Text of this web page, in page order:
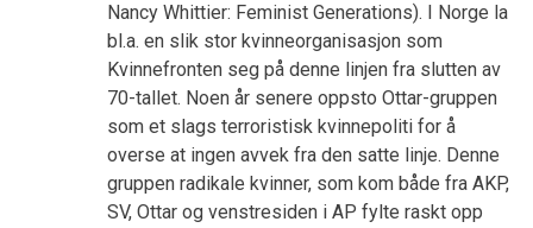
Nancy Whittier: Feminist Generations). I Norge la
bl.a. en slik stor kvinneorganisasjon som
Kvinnefronten seg på denne linjen fra slutten av
70-tallet. Noen år senere oppsto Ottar-gruppen
som et slags terroristisk kvinnepoliti for å
overse at ingen avvek fra den satte linje. Denne
gruppen radikale kvinner, som kom både fra AKP,
SV, Ottar og venstresiden i AP fylte raskt opp